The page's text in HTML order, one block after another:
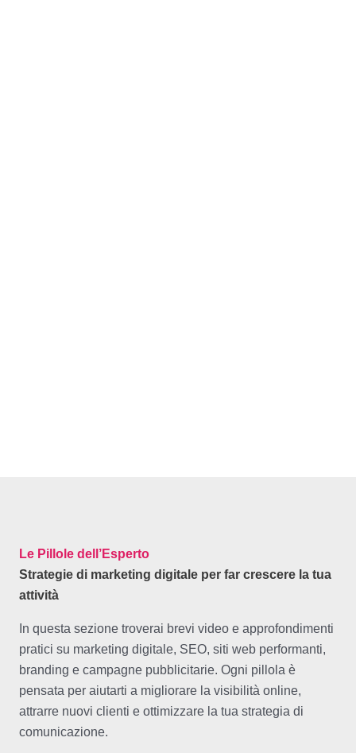
Le Pillole dell’Esperto
Strategie di marketing digitale per far crescere la tua
attività
In questa sezione troverai brevi video e approfondimenti
pratici su marketing digitale, SEO, siti web performanti,
branding e campagne pubblicitarie. Ogni pillola è
pensata per aiutarti a migliorare la visibilità online,
attrarre nuovi clienti e ottimizzare la tua strategia di
comunicazione.